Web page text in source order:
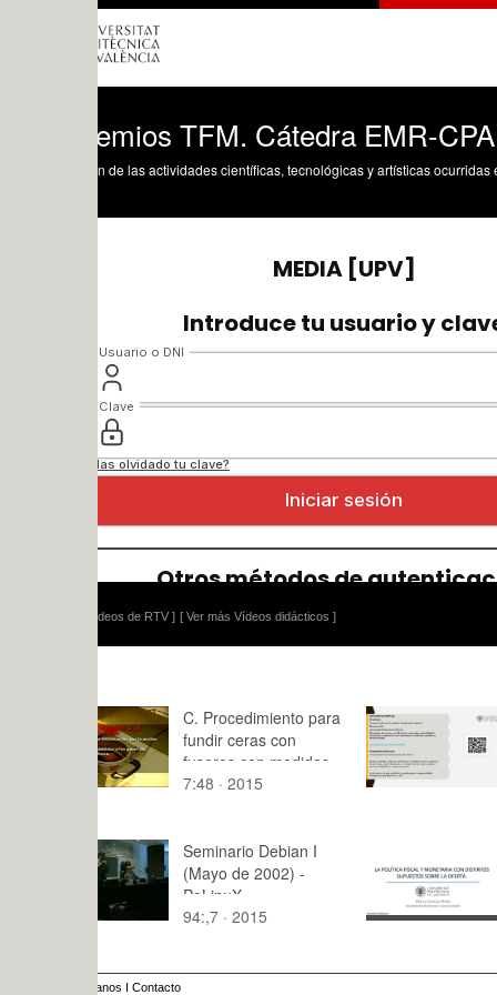
TFM. Cátedra EMR-CPA
de las actividades científicas, tecnológicas y artísticas ocurridas en los tres
[ Ver más Vídeos didácticos ]
C. Procedimiento para
fundir ceras con
fusores con medidas
de seguridad
7:48 · 2015
Didactic
Industrial
- Part A
30:43 ·
Seminario Debian I
(Mayo de 2002) -
94:,7 · 2015
fiscales
supuestos
oferta
8:48 · 2016